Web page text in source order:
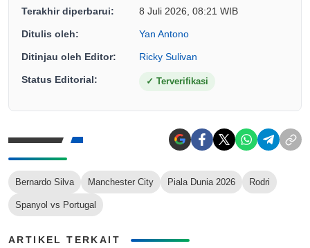
Terakhir diperbarui: 8 Juli 2026, 08:21 WIB
Ditulis oleh: Yan Antono
Ditinjau oleh Editor: Ricky Sulivan
Status Editorial: ✓ Terverifikasi
Bernardo Silva Manchester City Piala Dunia 2026 Rodri
Spanyol vs Portugal
ARTIKEL TERKAIT